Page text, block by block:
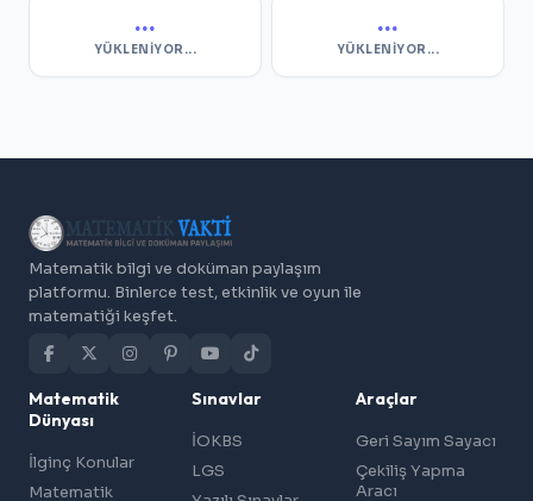
...
YÜKLENIYOR...
...
YÜKLENIYOR...
Matematik bilgi ve doküman paylaşım
platformu. Binlerce test, etkinlik ve oyun ile
matematiği keşfet.
Matematik
Dünyası
İlginç Konular
Matematik
Sınavlar
İOKBS
LGS
Araçlar
Geri Sayım Sayacı
Çekiliş Yapma
Aracı